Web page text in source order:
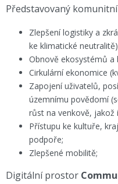
Představovaný
Zlepšení logistiky a
ke klimatické
Obnově ekosystémů a
Cirkulární ekonomice
Zapojení uživatelů,
územnímu povědomí
růst na venkově, jakož
Přístupu ke kultuře,
podpoře;
Zlepšené mobilitě;
Digitální prostor